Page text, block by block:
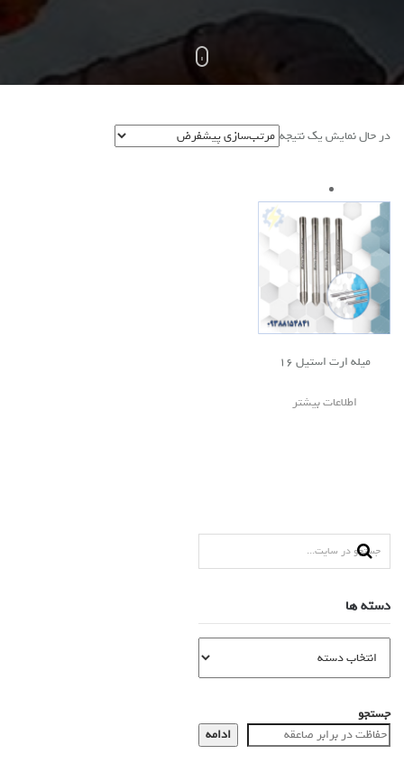
در حال نمایش یک نتیجه
میله ارت استیل 16
اطلاعات بیشتر
دسته ها
جستجو
ادامه